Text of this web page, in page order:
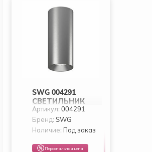
SWG 004291
СВЕТИЛЬНИК
VILLY
Артикул:004291
Бренд:SWG
Наличие: Под заказ
Персональная цена